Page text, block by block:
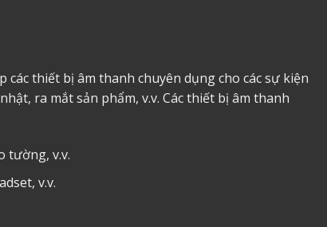
các thiết bị âm thanh chuyên dụng cho các sự kiện
ra mắt sản phẩm, v.v. Các thiết bị âm thanh
tường, v.v.
v.v.